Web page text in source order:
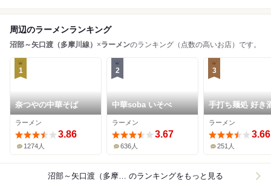
周辺のラーメンランキング
沼部～矢口渡（多摩川線） ×ラーメンのランキング（点数の高いお店）です。
1
奈つやの中華そば
ラーメン
3.86
1274人
2
中華soba いそべ
ラーメン
3.67
636人
3
手打ち麺処 好き
ラーメン
3.66
251人
沼部～矢口渡（多摩川線）×ラーメン のランキングをもっと見る